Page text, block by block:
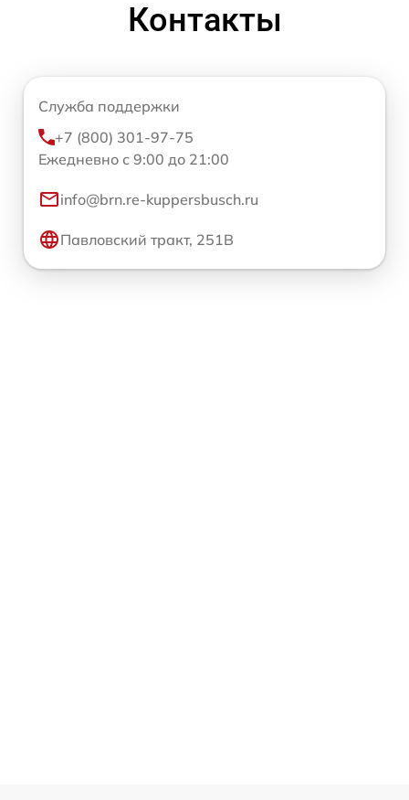
Контакты
Служба поддержки
+7 (800) 301-97-75
Ежедневно с 9:00 до 21:00
info@brn.re-kuppersbusch.ru
Павловский тракт, 251В